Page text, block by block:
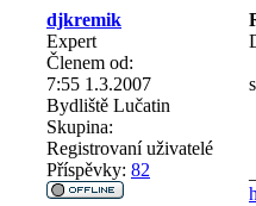
djkremik
Expert
Členem od:
7:55 1.3.2007
Bydliště Lučatin
Skupina:
Registrovaní uživatelé
Příspěvky: 82